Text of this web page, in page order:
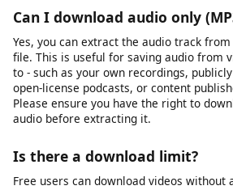
Download links can fail for several
may have been removed or made
connection may be unstable, the file
device's storage, or the platform may
structure. We recommend first verifying
works in your browser. If it does, try
submitting it fresh. If problems persist,
experiencing temporary issues, or the
support.